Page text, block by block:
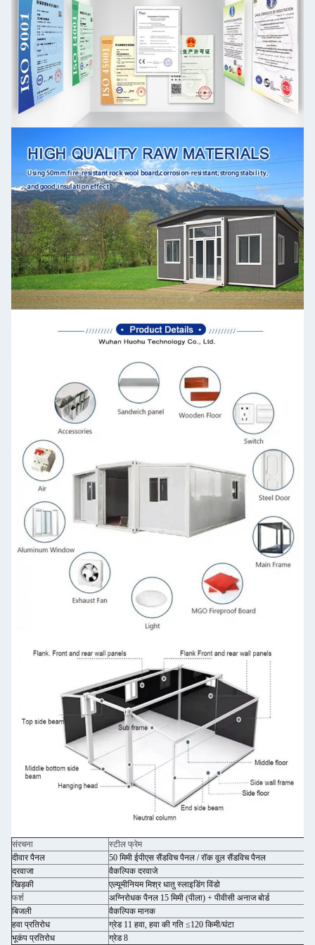
संरचना
स्टील फ्रेम
दीवार पैनल
50 मिमी ईपीएस सैंडविच पैनल / रॉक वूल सैंडविच पैनल
दरवाजा
वैकल्पिक दरवाजे
खिड़की
एल्यूमीनियम मिश्र धातु स्लाइडिंग विंडो
फर्श
अग्निरोधक पैनल 15 मिमी (पीला) + पीवीसी अनाज बोर्ड
बिजली
वैकल्पिक मानक
हवा प्रतिरोध
ग्रेड 11 हवा, हवा की गति ≤120 किमी/घंटा
भूकंप प्रतिरोध
ग्रेड 8